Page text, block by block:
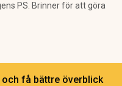
PS. Brinner för att göra
få bättre överblick